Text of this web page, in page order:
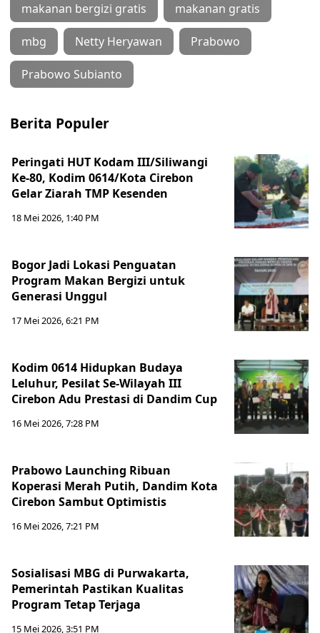
makanan bergizi gratis makanan gratis
mbg Netty Heryawan Prabowo
Prabowo Subianto
Berita Populer
Peringati HUT Kodam III/Siliwangi
Ke-80, Kodim 0614/Kota Cirebon
Gelar Ziarah TMP Kesenden
18 Mei 2026, 1:40 PM
Bogor Jadi Lokasi Penguatan
Program Makan Bergizi untuk
Generasi Unggul
17 Mei 2026, 6:21 PM
Kodim 0614 Hidupkan Budaya
Leluhur, Pesilat Se-Wilayah III
Cirebon Adu Prestasi di Dandim Cup
16 Mei 2026, 7:28 PM
Prabowo Launching Ribuan
Koperasi Merah Putih, Dandim Kota
Cirebon Sambut Optimistis
16 Mei 2026, 7:21 PM
Sosialisasi MBG di Purwakarta,
Pemerintah Pastikan Kualitas
Program Tetap Terjaga
15 Mei 2026, 3:51 PM